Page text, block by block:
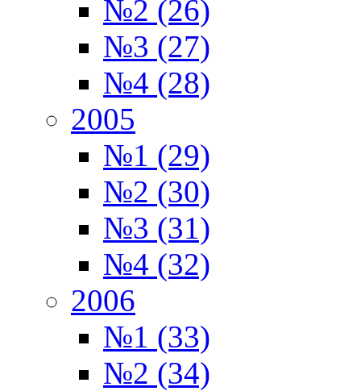
№2 (26)
№3 (27)
№4 (28)
2005
№1 (29)
№2 (30)
№3 (31)
№4 (32)
2006
№1 (33)
№2 (34)